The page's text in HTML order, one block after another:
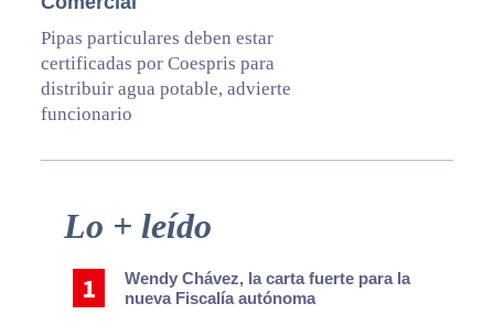
Pipas particulares deben estar
certificadas por Coespris para
distribuir agua potable, advierte
funcionario
Primary
Lo + leído
Wendy Chávez, la carta fuerte para la
nueva Fiscalía autónoma